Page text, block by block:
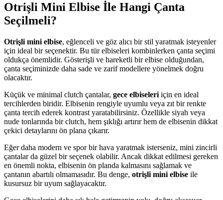
Otrişli Mini Elbise İle Hangi Çanta
Seçilmeli?
Otrişli mini elbise, eğlenceli ve göz alıcı bir stil yaratmak isteyenler
için ideal bir seçenektir. Bu tür elbiseleri kombinlerken çanta seçimi
oldukça önemlidir. Gösterişli ve hareketli bir elbise olduğundan,
çanta seçiminizde daha sade ve zarif modellere yönelmek doğru
olacaktır.
Küçük ve minimal clutch çantalar, gece elbiseleri için en ideal
tercihlerden biridir. Elbisenin rengiyle uyumlu veya zıt bir renkte
çanta tercih ederek kontrast yaratabilirsiniz. Özellikle siyah veya
nude tonlarında bir clutch, hem şıklığı artırır hem de elbisenin dikkat
çekici detaylarını ön plana çıkarır.
Eğer daha modern ve spor bir hava yaratmak isterseniz, mini zincirli
çantalar da güzel bir seçenek olabilir. Ancak dikkat edilmesi gereken
en önemli nokta, elbisenin ön planda kalmasını sağlamak ve
çantanın abartılı olmamasıdır. Bu denge, otrişli mini elbise ile
kusursuz bir uyum sağlayacaktır.